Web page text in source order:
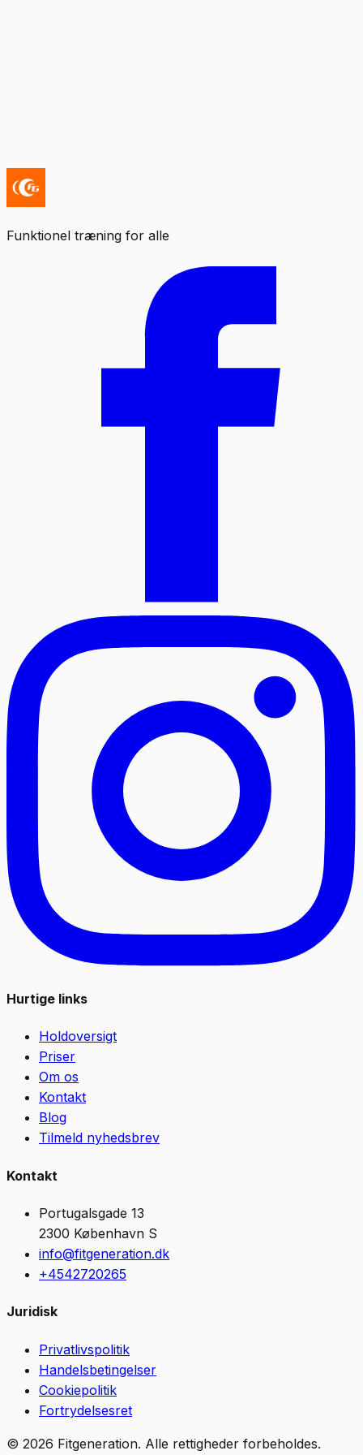
Funktionel træning for alle
Hurtige links
Holdoversigt
Priser
Om os
Kontakt
Blog
Tilmeld nyhedsbrev
Kontakt
Portugalsgade 13
2300 København S
info@fitgeneration.dk
+4542720265
Juridisk
Privatlivspolitik
Handelsbetingelser
Cookiepolitik
Fortrydelsesret
© 2026 Fitgeneration. Alle rettigheder forbeholdes.